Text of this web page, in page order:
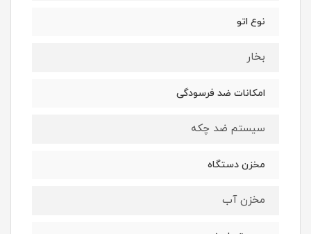
نوع اتو
بخار
امکانات ضد فرسودگی
سیستم ضد چکه
مخزن دستگاه
مخزن آب